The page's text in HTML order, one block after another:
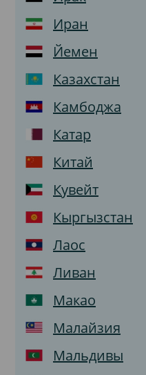
Иран
Йемен
Казахстан
Камбоджа
Катар
Китай
Кувейт
Кыргызстан
Лаос
Ливан
Макао
Малайзия
Мальдивы